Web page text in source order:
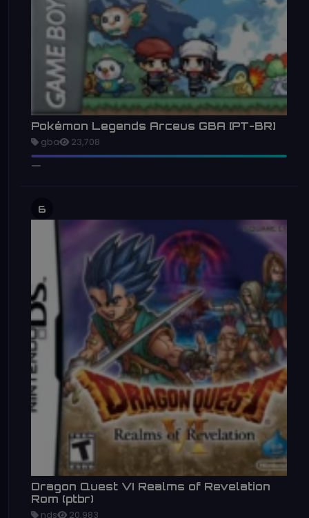
Pokémon Legends Arceus GBA [PT-BR]
gba 23,708
6
Dragon Quest VI Realms of Revelation
Rom (ptbr)
nds 20,983